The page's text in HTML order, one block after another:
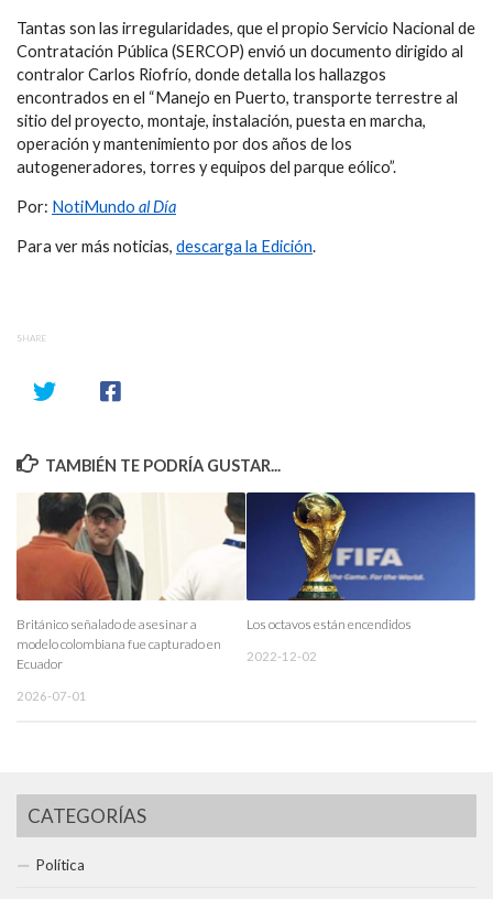
Tantas son las irregularidades, que el propio Servicio Nacional de
Contratación Pública (SERCOP) envió un documento dirigido al
contralor Carlos Riofrío, donde detalla los hallazgos
encontrados en el “Manejo en Puerto, transporte terrestre al
sitio del proyecto, montaje, instalación, puesta en marcha,
operación y mantenimiento por dos años de los
autogeneradores, torres y equipos del parque eólico”.
Por: NotiMundo al Día
Para ver más noticias, descarga la Edición.
SHARE
TAMBIÉN TE PODRÍA GUSTAR...
Británico señalado de asesinar a
modelo colombiana fue capturado en
Ecuador
2026-07-01
Los octavos están encendidos
2022-12-02
CATEGORÍAS
Política